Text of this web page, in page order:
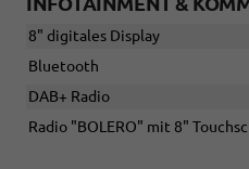
8" digitales Display
Bluetooth
DAB+ Radio
Radio "BOLERO" mit 8"